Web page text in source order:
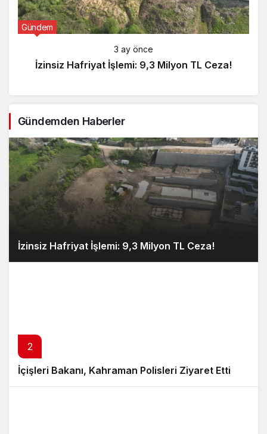
Gündem
3 ay önce
İzinsiz Hafriyat İşlemi: 9,3 Milyon TL Ceza!
Gündemden Haberler
İzinsiz Hafriyat İşlemi: 9,3 Milyon TL Ceza!
2
İçişleri Bakanı, Kahraman Polisleri Ziyaret Etti